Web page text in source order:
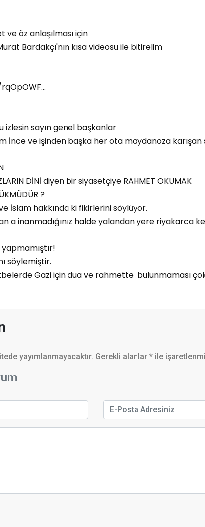
ve öz anlaşılması için
Bardakçı'nın kısa videosu ile bitirelim
izlesin sayın genel başkanlar
İnce ve işinden başka her ota maydanoza karışan
DİNİ diyen bir siyasetçiye RAHMET OKUMAK
?
İslam hakkında ki fikirlerini söylüyor.
a inanmadığınız halde yalandan yere riyakarca
söylemiştir.
Gazi için dua ve rahmette bulunmaması
yayımlanmayacaktır. Gerekli alanlar * ile